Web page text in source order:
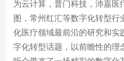
为云计算，普门科技，沛嘉医
图，常州红汇等数字化转型
化医疗领域最前沿的研究和实
字化转型话题，以前瞻性的理